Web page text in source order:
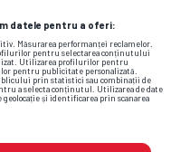
datele pentru a oferi:
Măsurarea performanței reclamelor.
pentru selectarea conținutului
Utilizarea profilurilor pentru
pentru publicitate personalizată.
prin statistici sau combinații de
a selecta conținutul. Utilizarea de date
și identificarea prin scanarea